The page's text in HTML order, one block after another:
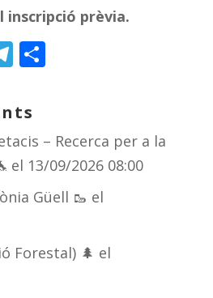
inscripció prèvia.
T
e
gr
a
m
C
p
ar
te
ix
– Recerca per a la
el 13/09/2026 08:00
Güell 🥾 el
Forestal) 🌲 el